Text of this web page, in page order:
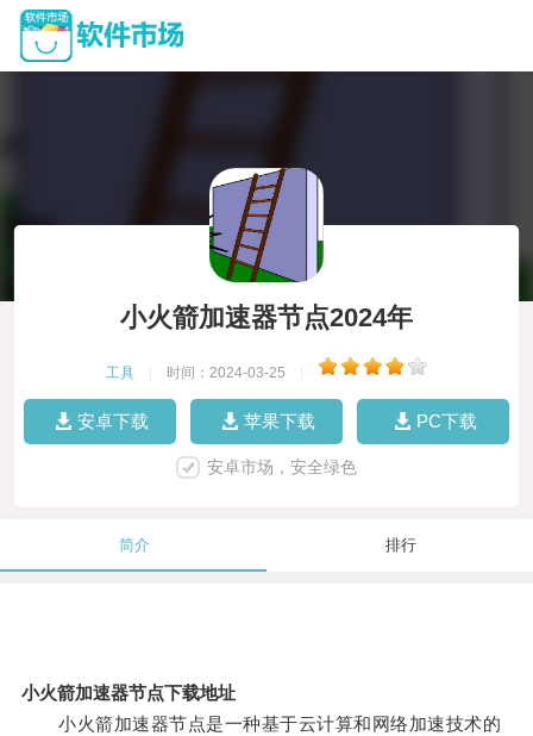
小火箭加速器节点2024年
工具 时间：2024-03-25
安卓下载 苹果下载 PC下载
安卓市场，安全绿色
简介 排行
小火箭加速器节点下载地址
小火箭加速器节点是一种基于云计算和网络加速技术的